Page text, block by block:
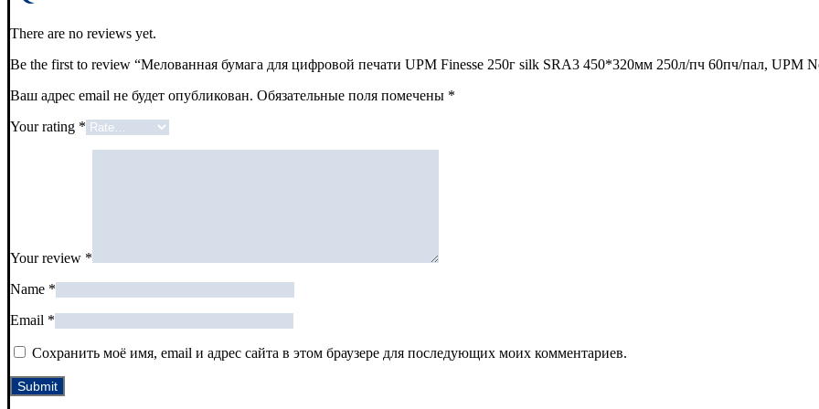
There are no reviews yet.
Be the first to review “Мелованная бумага для цифровой печати UPM Finesse 250г silk SRA3 450*320мм 250л/пч 60пч/пал, UPM
Ваш адрес email не будет опубликован. Обязательные поля помечены *
Your rating *
Your review *
Name *
Email *
Сохранить моё имя, email и адрес сайта в этом браузере для последующих моих комментариев.